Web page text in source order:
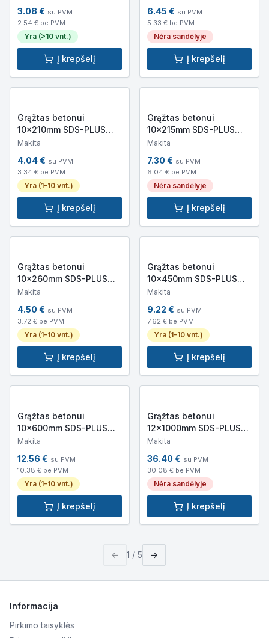
3.08 € su PVM
2.54 € be PVM
Yra (>10 vnt.)
Į krepšelį
6.45 € su PVM
5.33 € be PVM
Nėra sandėlyje
Į krepšelį
Grąžtas betonui
10x210mm SDS-PLUS
Makita B-47569
Makita
4.04€ su PVM
3.34 € be PVM
Yra (1-10 vnt.)
Į krepšelį
Grąžtas betonui
10x215mm SDS-PLUS
Makita NEMESIS 2 B-
Makita
7.30 € su PVM
6.04 € be PVM
Nėra sandėlyje
Į krepšelį
Grąžtas betonui
10x260mm SDS-PLUS
Makita B-47575
Makita
4.50 € su PVM
3.72 € be PVM
Yra (1-10 vnt.)
Į krepšelį
Grąžtas betonui
10x450mm SDS-PLUS
Makita B-47606
Makita
9.22 € su PVM
7.62 € be PVM
Yra (1-10 vnt.)
Į krepšelį
Grąžtas betonui
10x600mm SDS-PLUS
Makita B-47612
Makita
12.56 € su PVM
10.38 € be PVM
Yra (1-10 vnt.)
Į krepšelį
Grąžtas betonui
12x1000mm SDS-PLUS
Makita B-47759
Makita
36.40 € su PVM
30.08 € be PVM
Nėra sandėlyje
Į krepšelį
← 1 / 5 →
Informacija
Pirkimo taisyklės